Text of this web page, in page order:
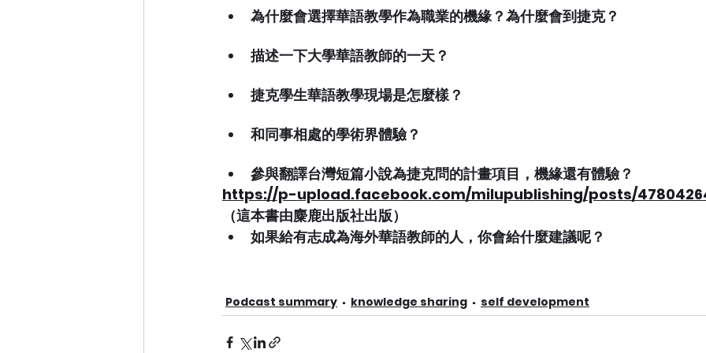
為什麼會選擇華語教學作為職業的機緣？為什麼會到捷克？
描述一下大學華語教師的一天？
捷克學生華語教學現場是怎麼樣？
和同事相處的學術界體驗？
參與翻譯台灣短篇小說為捷克問的計畫項目，機緣還有體驗？
https://p-upload.facebook.com/milupublishing/posts/
（這本書由麋鹿出版社出版）
如果給有志成為海外華語教師的人，你會給什麼建議呢？
Podcast summary knowledge sharing self development